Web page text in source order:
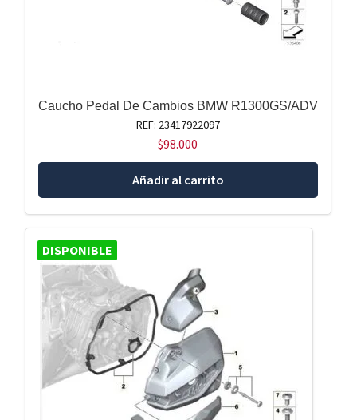
Caucho Pedal De Cambios BMW R1300GS/ADV
REF: 23417922097
$98.000
Añadir al carrito
DISPONIBLE